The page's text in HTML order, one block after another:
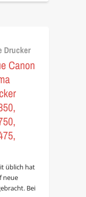
Drucker
Canon
üblich hat
neue
Bei